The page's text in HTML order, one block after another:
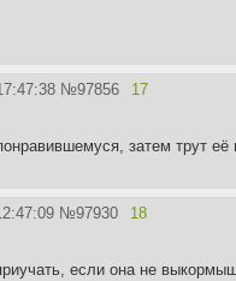
№97856 17
затем трут её
№97930 18
если она не